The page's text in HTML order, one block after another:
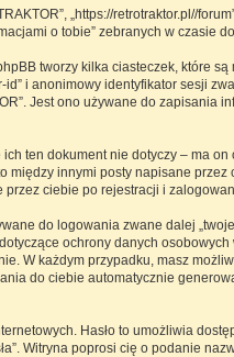
„https://retrotraktor.pl//
o tobie” zebranych w czasie
tworzy kilka ciasteczek, które
i anonimowy identyfikator sesji
Jest ono używane do zapisania
ten dokument nie dotyczy – ma
innymi posty napisane
przez ciebie po rejestracji i
do logowania zwane dalej
ochrony danych
W każdym przypadku, masz
do ciebie automatycznie
Hasło to umożliwia
Witryna poprosi cię o podanie